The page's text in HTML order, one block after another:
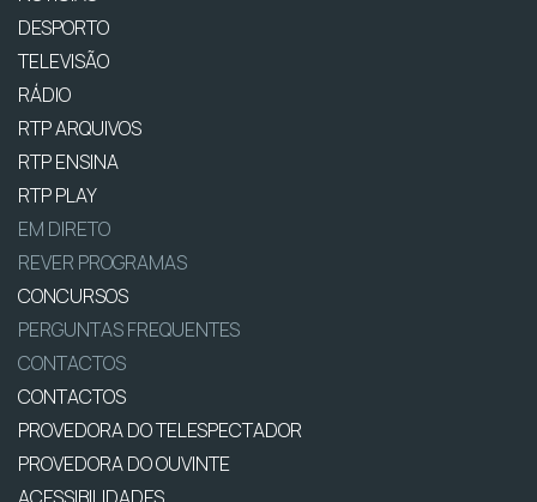
DESPORTO
TELEVISÃO
RÁDIO
RTP ARQUIVOS
RTP ENSINA
RTP PLAY
EM DIRETO
REVER PROGRAMAS
CONCURSOS
PERGUNTAS FREQUENTES
CONTACTOS
CONTACTOS
PROVEDORA DO TELESPECTADOR
PROVEDORA DO OUVINTE